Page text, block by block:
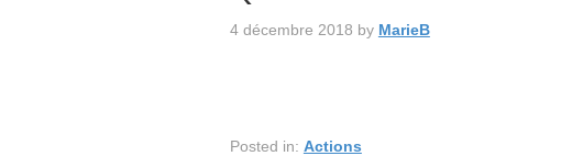
4 décembre 2018 by MarieB
Posted in: Actions